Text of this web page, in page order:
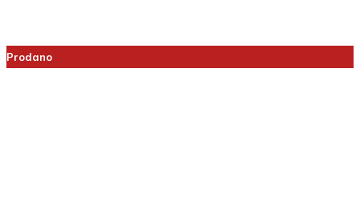
Prodano